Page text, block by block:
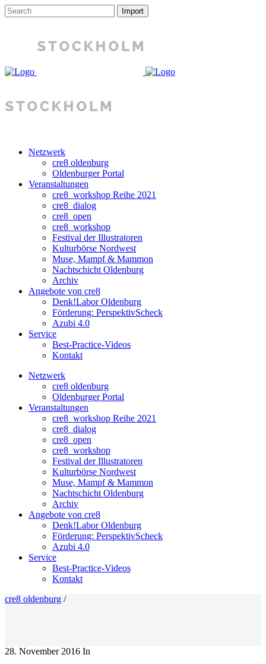
Netzwerk
cre8 oldenburg
Oldenburger Portal
Veranstaltungen
cre8_workshop Reihe 2021
cre8_dialog
cre8_open
cre8_workshop
Festival der Illustratoren
Kulturbörse Nordwest
Muse, Mampf & Mammon
Nachtschicht Oldenburg
Archiv
Angebote von cre8
Denk!Labor Oldenburg
Förderung: PerspektivScheck
Azubi 4.0
Service
Best-Practice-Videos
Kontakt
Netzwerk
cre8 oldenburg
Oldenburger Portal
Veranstaltungen
cre8_workshop Reihe 2021
cre8_dialog
cre8_open
cre8_workshop
Festival der Illustratoren
Kulturbörse Nordwest
Muse, Mampf & Mammon
Nachtschicht Oldenburg
Archiv
Angebote von cre8
Denk!Labor Oldenburg
Förderung: PerspektivScheck
Azubi 4.0
Service
Best-Practice-Videos
Kontakt
cre8 oldenburg /
28. November 2016 In